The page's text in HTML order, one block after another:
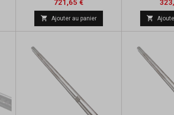
Prix
721,65 €Prix
de
base
 Ajouter au panier
Prix
